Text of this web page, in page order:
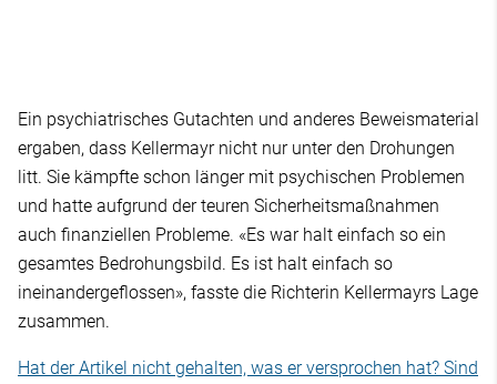
Ein psychiatrisches Gutachten und anderes Beweismaterial
ergaben, dass Kellermayr nicht nur unter den Drohungen
litt. Sie kämpfte schon länger mit psychischen Problemen
und hatte aufgrund der teuren Sicherheitsmaßnahmen
auch finanziellen Probleme. «Es war halt einfach so ein
gesamtes Bedrohungsbild. Es ist halt einfach so
ineinandergeflossen», fasste die Richterin Kellermayrs Lage
zusammen.
Hat der Artikel nicht gehalten, was er versprochen hat? Sind